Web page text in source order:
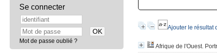
Ajouter le résultat
Afrique de l'Ouest.
Se connecter
Mot de passe oublié ?